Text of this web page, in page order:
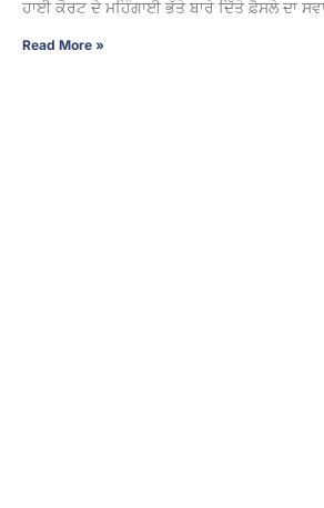
ਹਾਈ ਕੋਰਟ ਦੇ ਮਹਿੰਗਾਈ ਭੱਤੇ ਬਾਰੇ ਦਿੱਤੇ ਫ਼ੈਸਲੇ ਦਾ
Read More »